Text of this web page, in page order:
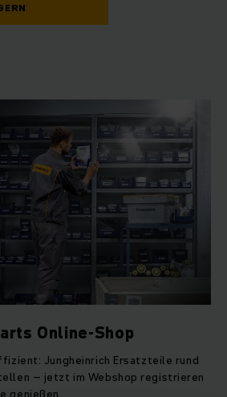
Online-Shop
Jungheinrich Ersatzteile rund
– jetzt im Webshop registrieren